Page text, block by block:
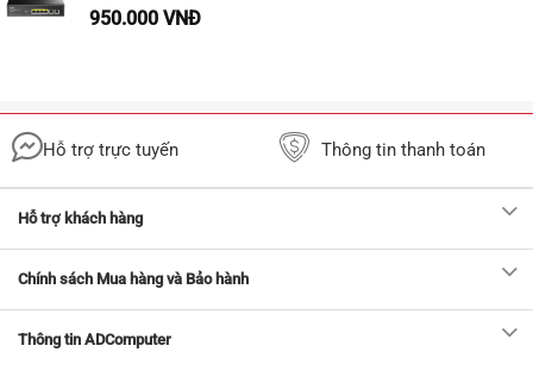
950.000 VNĐ
Hỗ trợ trực tuyến Thông tin thanh toán
Hỗ trợ khách hàng
Chính sách Mua hàng và Bảo hành
Thông tin ADComputer